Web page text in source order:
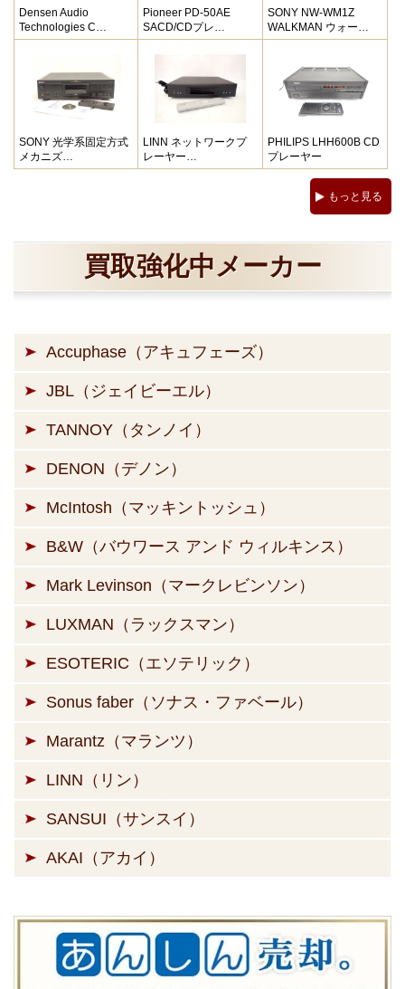
Densen Audio
Technologies C…
Pioneer PD-50AE
SACD/CDプレ…
SONY NW-WM1Z
WALKMAN ウォー…
SONY 光学系固定方式
メカニズ…
LINN ネットワークプ
レーヤー…
PHILIPS LHH600B CD
プレーヤー
もっと見る
買取強化中メーカー
Accuphase（アキュフェーズ）
JBL（ジェイビーエル）
TANNOY（タンノイ）
DENON（デノン）
McIntosh（マッキントッシュ）
B&W（バウワース アンド ウィルキンス）
Mark Levinson（マークレビンソン）
LUXMAN（ラックスマン）
ESOTERIC（エソテリック）
Sonus faber（ソナス・ファベール）
Marantz（マランツ）
LINN（リン）
SANSUI（サンスイ）
AKAI（アカイ）